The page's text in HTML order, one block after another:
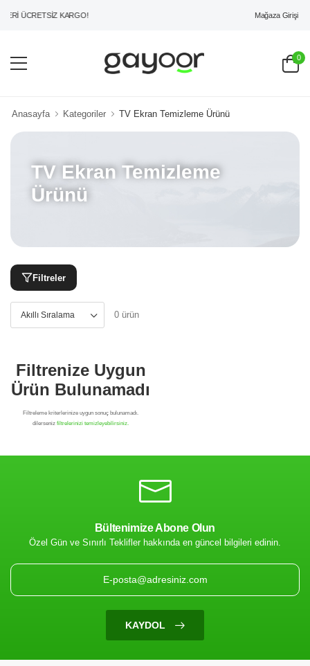
ÜCRETSİZ KARGO! Mağaza Girişi
0
Anasayfa Kategoriler TV Ekran Temizleme Ürünü
TV Ekran Temizleme
Ürünü
Filtreler
0 ürün
Filtrenize Uygun
Ürün Bulunamadı
Bültenimize Abone Olun
Özel Gün ve Sınırlı Teklifler hakkında en güncel bilgileri edinin.
KAYDOL